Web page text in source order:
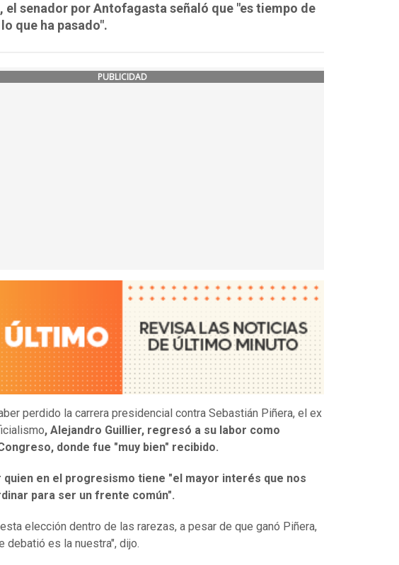
el senador por Antofagasta señaló que "es tiempo de
que ha pasado".
PUBLICIDAD
perdido la carrera presidencial contra Sebastián Piñera, el ex
, Alejandro Guillier, regresó a su labor como
donde fue "muy bien" recibido.
quien en el progresismo tiene "el mayor interés que nos
para ser un frente común".
elección dentro de las rarezas, a pesar de que ganó Piñera,
debatió es la nuestra", dijo.